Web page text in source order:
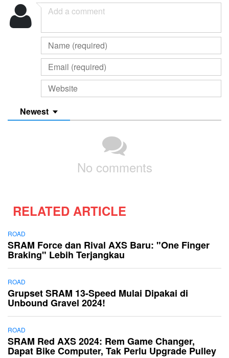
Newest
No comments
RELATED ARTICLE
ROAD
SRAM Force dan Rival AXS Baru: "One Finger
Braking" Lebih Terjangkau
ROAD
Grupset SRAM 13-Speed Mulai Dipakai di
Unbound Gravel 2024!
ROAD
SRAM Red AXS 2024: Rem Game Changer,
Dapat Bike Computer, Tak Perlu Upgrade Pulley